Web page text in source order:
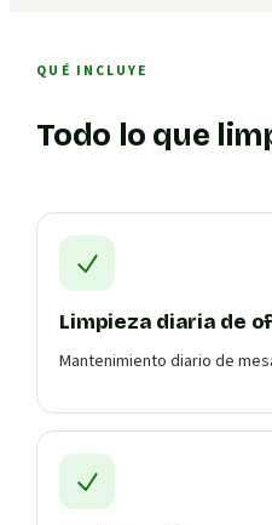
QUÉ INCLUYE
Todo lo que
Limpieza diaria de
Mantenimiento diario de